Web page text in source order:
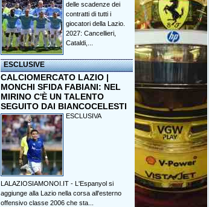
delle scadenze dei
contratti di tutti i
giocatori della Lazio.
2027: Cancellieri,
Cataldi,...
ESCLUSIVE
CALCIOMERCATO LAZIO |
MONCHI SFIDA FABIANI: NEL
MIRINO C'È UN TALENTO
SEGUITO DAI BIANCOCELESTI
ESCLUSIVA
LALAZIOSIAMONOI.IT - L'Espanyol si
aggiunge alla Lazio nella corsa all'esterno
offensivo classe 2006 che sta...